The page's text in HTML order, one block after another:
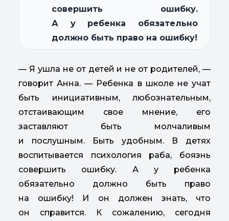
совершить ошибку.
А у ребенка обязательно
должно быть право на ошибку!
— Я ушла не от детей и не от родителей, —
говорит Анна. — Ребенка в школе не учат
быть инициативным, любознательным,
отстаивающим свое мнение, его
заставляют быть молчаливым
и послушным. Быть удобным. В детях
воспитывается психология раба, боязнь
совершить ошибку. А у ребенка
обязательно должно быть право
на ошибку! И он должен знать, что
он справится. К сожалению, сегодня